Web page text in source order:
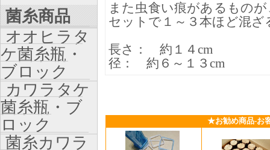
また虫食い痕があるもの
セットで１～３本ほど混
長さ： 約１４cm
径： 約６～１３cm
★お勧め商品-お
菌糸商品
オオヒラタ
ケ菌糸瓶・
ブロック
カワラタケ
菌糸瓶・ブ
ロック
菌糸カワラ